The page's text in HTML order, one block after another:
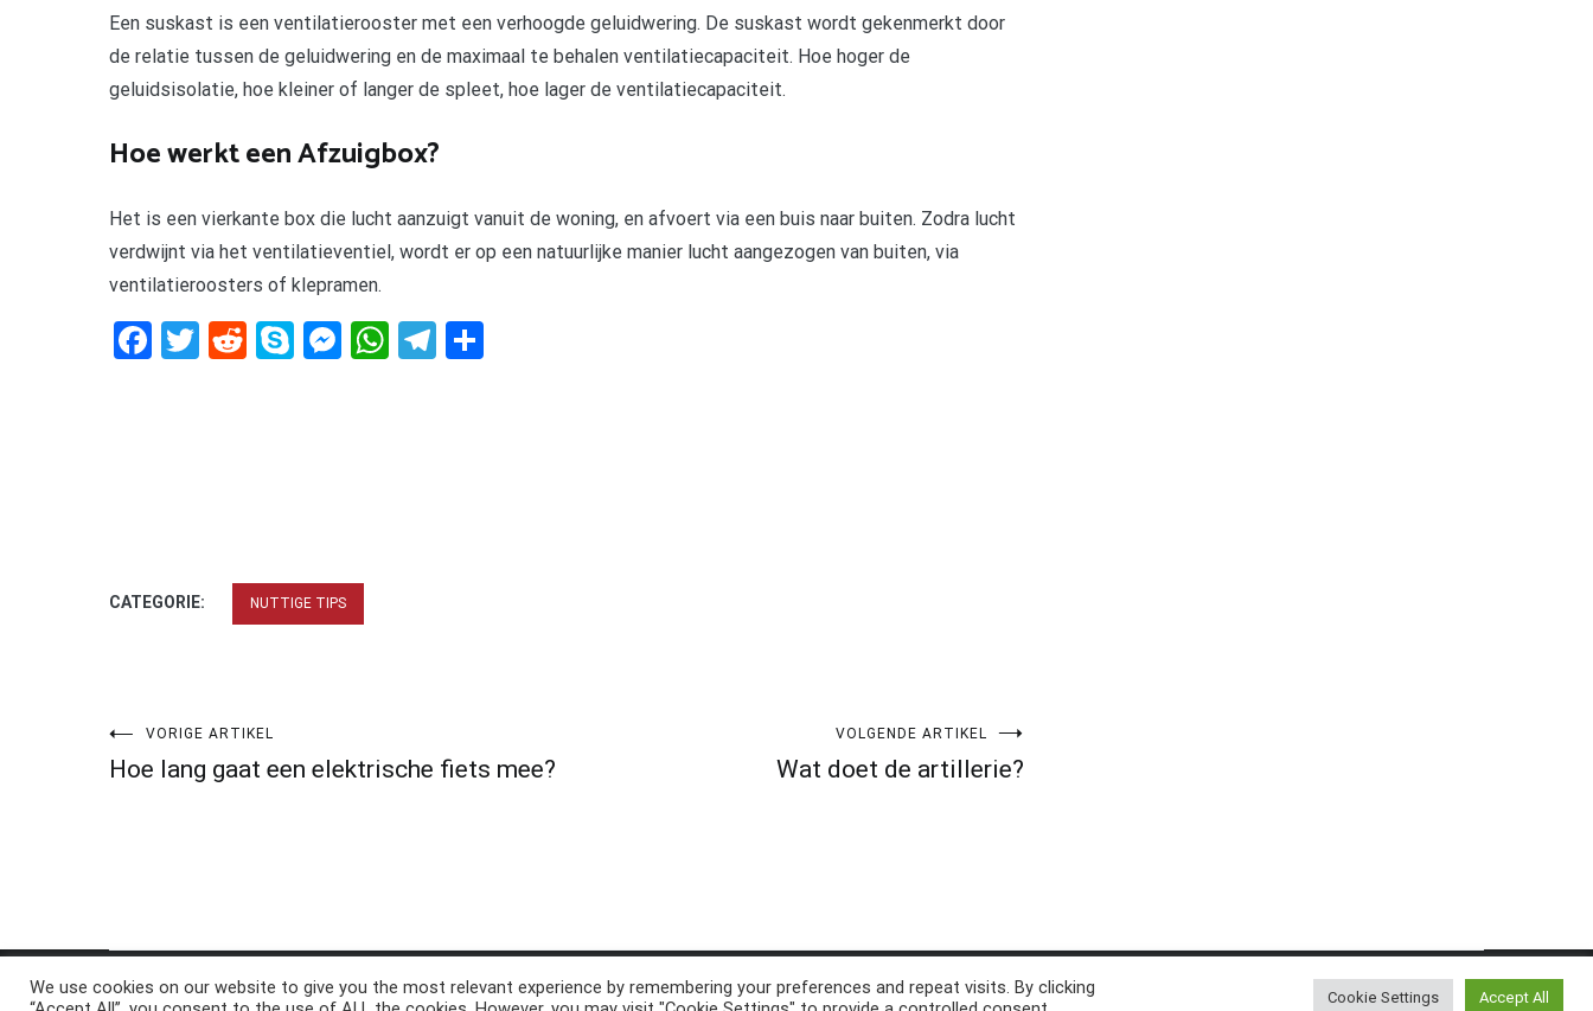
Een suskast is een ventilatierooster met een verhoogde geluidwering. De suskast wordt gekenmerkt door
de relatie tussen de geluidwering en de maximaal te behalen ventilatiecapaciteit. Hoe hoger de
geluidsisolatie, hoe kleiner of langer de spleet, hoe lager de ventilatiecapaciteit.
Hoe werkt een Afzuigbox?
Het is een vierkante box die lucht aanzuigt vanuit de woning, en afvoert via een buis naar buiten. Zodra lucht
verdwijnt via het ventilatieventiel, wordt er op een natuurlijke manier lucht aangezogen van buiten, via
ventilatieroosters of klepramen.
Facebook
Twitter
RedditSkypeMessenger
WhatsApp
Telegram
CATEGORIE: NUTTIGE TIPS
Bericht
navigatie
VORIGE ARTIKEL
Hoe lang gaat een elektrische fiets mee?
VOLGENDE ARTIKEL
Wat doet de artillerie?
Copyright © 2026ElkAntwoord.com. All rights reserved. Thema:Cenoteby ThemeGrill. Aangedreven door WordPress.
We use cookies on our website to give you the most relevant experience by remembering your preferences and repeat visits. By clicking
Cookie Settings Accept All